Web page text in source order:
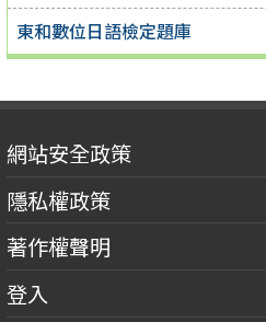
東和數位日語檢定題庫
網站安全政策
隱私權政策
著作權聲明
登入